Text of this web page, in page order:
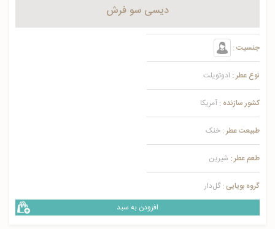
دیسی سو فرش
جنسیت :
نوع عطر : ادوتویلت
کشور سازنده : آمریکا
طبیعت عطر : خنک
طعم عطر : شیرین
گروه بویایی : گل‌دار
افزودن به سبد